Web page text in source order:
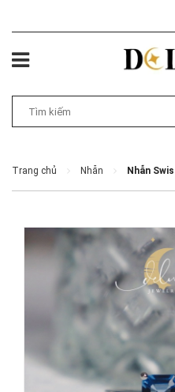
Trang chủ Nhẫn Nhẫn